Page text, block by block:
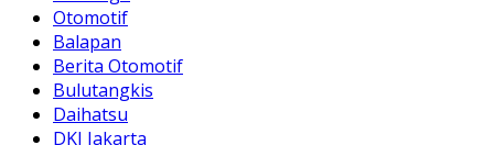
Otomotif
Balapan
Berita Otomotif
Bulutangkis
Daihatsu
DKI Jakarta